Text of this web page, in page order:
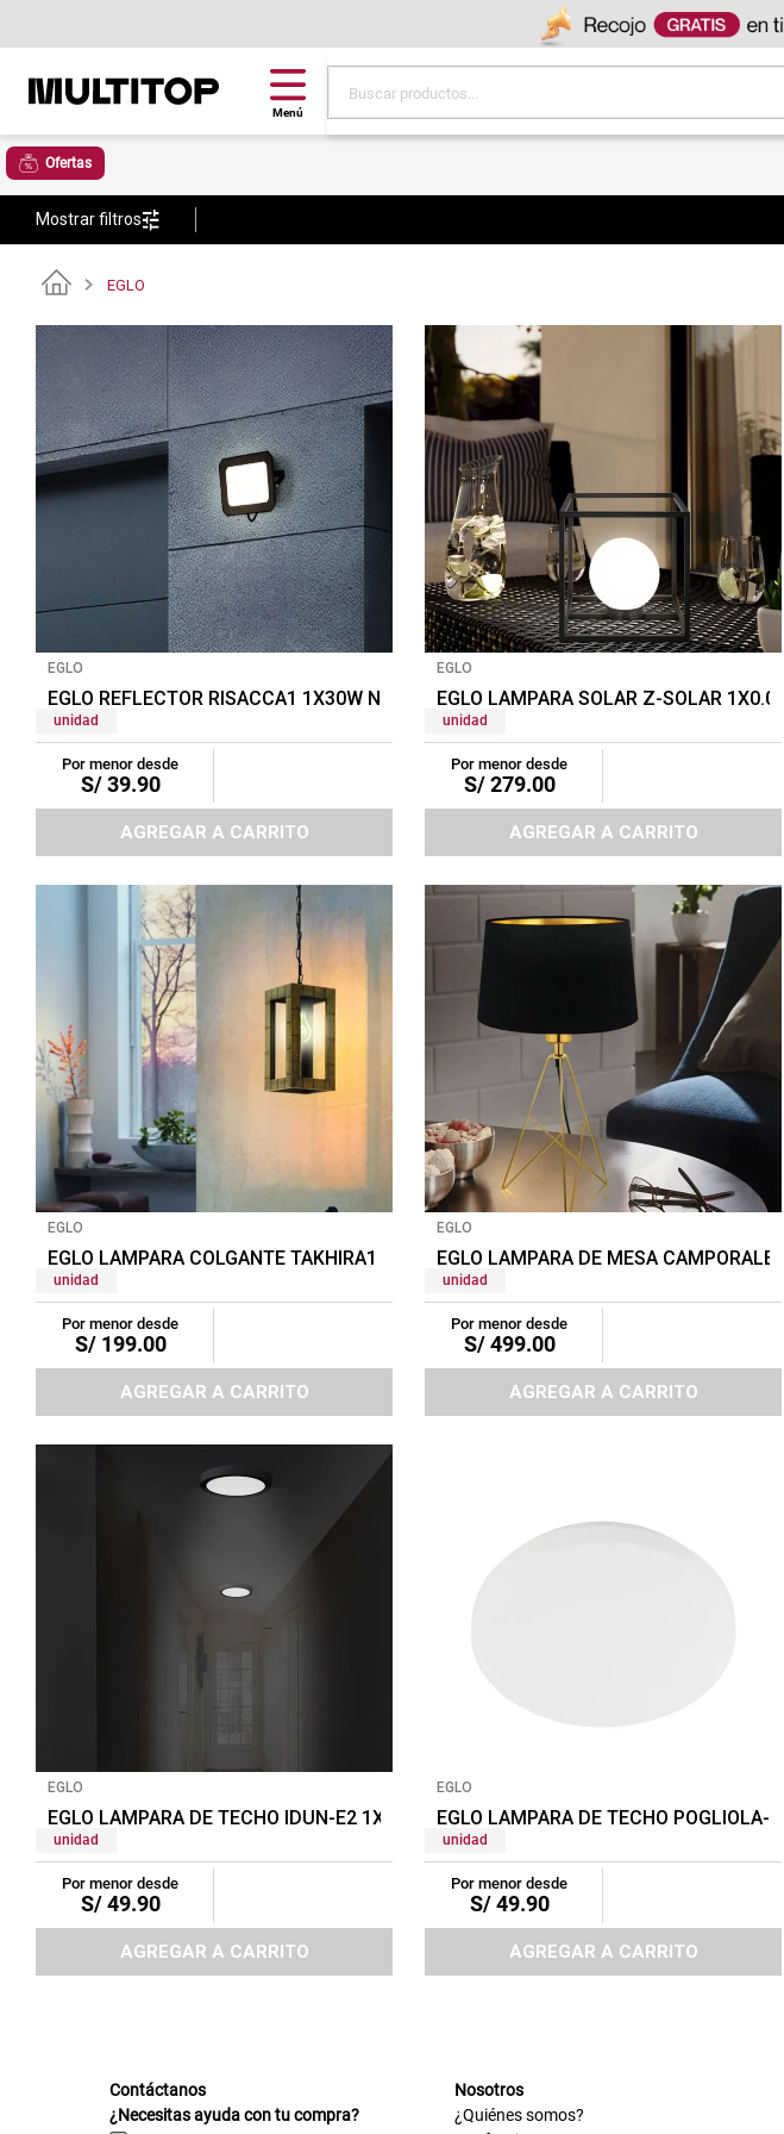
Ofertas
Mostrar filtros
EGLO
EGLO
EGLO REFLECTOR RISACCA1 1X30W NEGRO/BLANCO
unidad
Por menor desde
S/ 39.90
AGREGAR A CARRITO
EGLO
EGLO LAMPARA SOLAR Z-SOLAR
unidad
Por menor desde
S/ 279.00
AGREGAR A CARRITO
EGLO
EGLO LAMPARA COLGANTE TAKHIRA1 1X60W NEGRO/MARRON
unidad
Por menor desde
S/ 199.00
AGREGAR A CARRITO
EGLO
EGLO LAMPARA DE MESA CAMPORALE
unidad
Por menor desde
S/ 499.00
AGREGAR A CARRITO
EGLO
EGLO LAMPARA DE TECHO IDUN-E2 1X24W NEGRO/BLANCO
unidad
Por menor desde
S/ 49.90
AGREGAR A CARRITO
EGLO
EGLO LAMPARA DE TECHO POGLIOLA-
unidad
Por menor desde
S/ 49.90
AGREGAR A CARRITO
Contáctanos
¿Necesitas ayuda con tu compra?
Nosotros
¿Quiénes somos?
espuma
tela